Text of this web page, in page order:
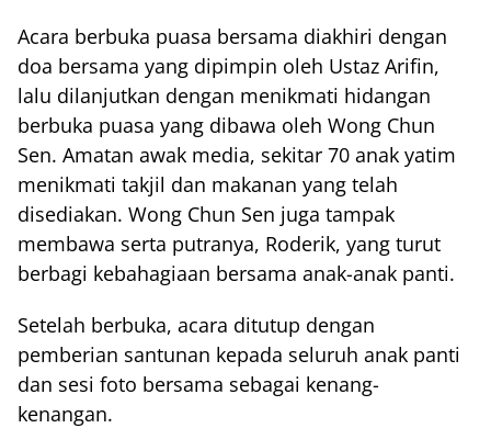
Acara berbuka puasa bersama diakhiri dengan
doa bersama yang dipimpin oleh Ustaz Arifin,
lalu dilanjutkan dengan menikmati hidangan
berbuka puasa yang dibawa oleh Wong Chun
Sen. Amatan awak media, sekitar 70 anak yatim
menikmati takjil dan makanan yang telah
disediakan. Wong Chun Sen juga tampak
membawa serta putranya, Roderik, yang turut
berbagi kebahagiaan bersama anak-anak panti.
Setelah berbuka, acara ditutup dengan
pemberian santunan kepada seluruh anak panti
dan sesi foto bersama sebagai kenang-
kenangan.